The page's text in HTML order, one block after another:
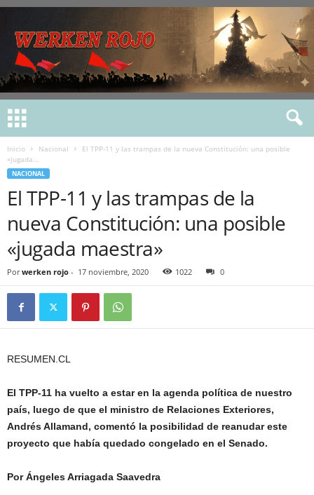
Inicio Nacional
El TPP-11 y las trampas de la nueva Constitución: una posible
«jugada...
NACIONAL
El TPP-11 y las trampas de la
nueva Constitución: una posible
«jugada maestra»
Por werken rojo - 17 noviembre, 2020 1022 0
RESUMEN.CL
El TPP-11 ha vuelto a estar en la agenda política de nuestro
país, luego de que el ministro de Relaciones Exteriores,
Andrés Allamand, comentó la posibilidad de reanudar este
proyecto que había quedado congelado en el Senado.
Por Ángeles Arriagada Saavedra